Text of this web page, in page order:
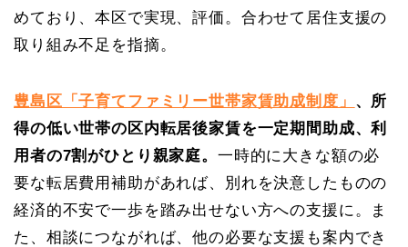
めており、本区で実現、評価。合わせて居住支援の
取り組み不足を指摘。
豊島区「子育てファミリー世帯家賃助成制度」 、所
得の低い世帯の区内転居後家賃を一定期間助成、利
用者の7割がひとり親家庭。 一時的に大きな額の必
要な転居費用補助があれば、別れを決意したものの
経済的不安で一歩を踏み出せない方への支援に。ま
た、相談につながれば、他の必要な支援も案内でき